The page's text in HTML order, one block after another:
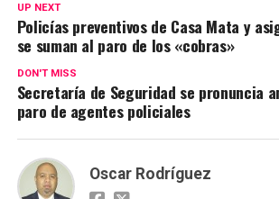
UP NEXT
Policías preventivos de Casa Mata y
se suman al paro de los «cobras»
DON'T MISS
Secretaría de Seguridad se pronuncia
paro de agentes policiales
Oscar Rodríguez